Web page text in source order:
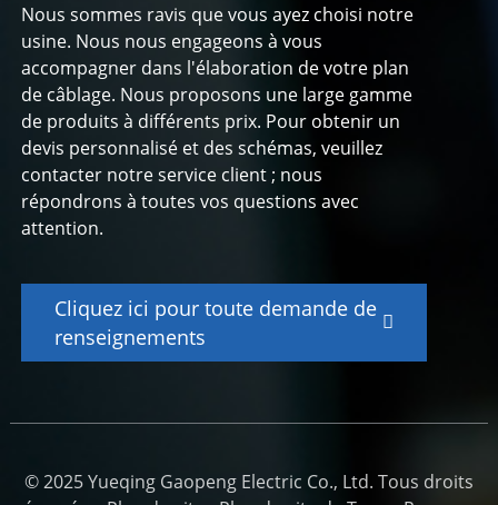
Nous sommes ravis que vous ayez choisi notre
usine. Nous nous engageons à vous
accompagner dans l'élaboration de votre plan
de câblage. Nous proposons une large gamme
de produits à différents prix. Pour obtenir un
devis personnalisé et des schémas, veuillez
contacter notre service client ; nous
répondrons à toutes vos questions avec
attention.
Cliquez ici pour toute demande de
renseignements
© 2025 Yueqing Gaopeng Electric Co., Ltd. Tous droits